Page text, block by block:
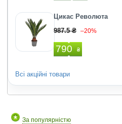
Цикас Революта
987.5 ₴ –20%
790 ₴
Всі акційні товари
За популярністю